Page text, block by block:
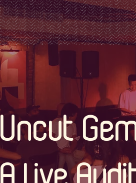
Uncut